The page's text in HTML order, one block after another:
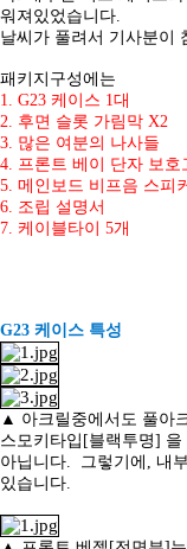
워져있었습니다.
날씨가 풀려서 기사분이
패키지구성에는
1. G23 케이스 1대
2. 후면 슬롯 가림막 X2
3. 많은 여분의 나사들
4. 프론트 베이 단자 보
5. 메인보드 비프음 스피
6. 조립 설명서
7. 케이블타이 5개
G23 케이스 특성
▲ 아크릴중에서도 풀아
스모키타입[블랙투명]
아닙니다. 그렇기에, 내
있습니다.